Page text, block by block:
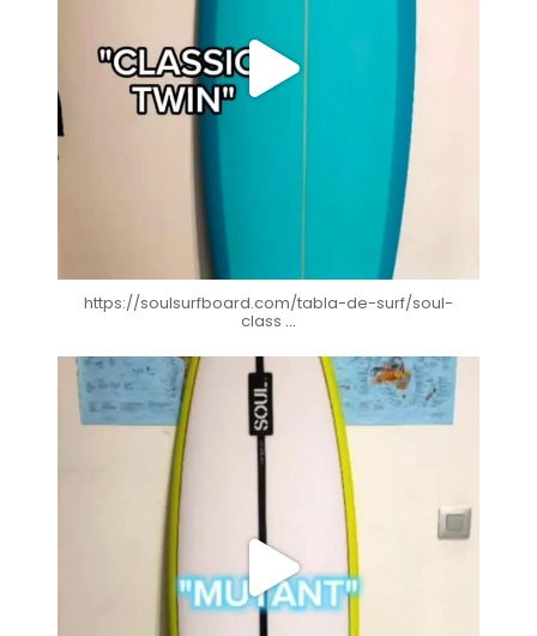
https://soulsurfboard.com/tabla-de-surf/soul-
class ...
soul_surfboards
Nov 10